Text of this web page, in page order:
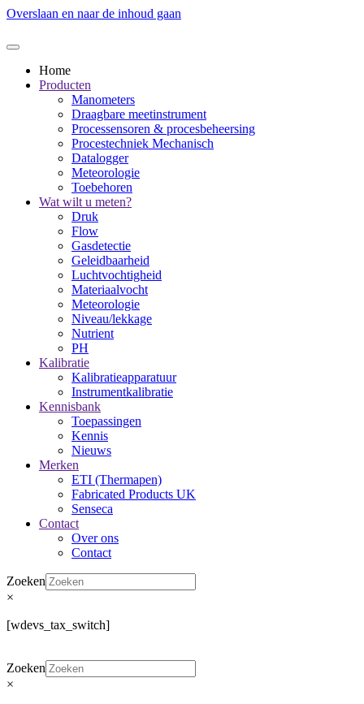
Overslaan en naar de inhoud gaan
Home
Producten
Manometers
Draagbare meetinstrument
Processensoren & procesbeheersing
Procestechniek Mechanisch
Datalogger
Meteorologie
Toebehoren
Wat wilt u meten?
Druk
Flow
Gasdetectie
Geleidbaarheid
Luchtvochtigheid
Materiaalvocht
Meteorologie
Niveau/lekkage
Nutrient
PH
Kalibratie
Kalibratieapparatuur
Instrumentkalibratie
Kennisbank
Toepassingen
Kennis
Nieuws
Merken
ETI (Thermapen)
Fabricated Products UK
Senseca
Contact
Over ons
Contact
Zoeken
×
[wdevs_tax_switch]
Zoeken
×